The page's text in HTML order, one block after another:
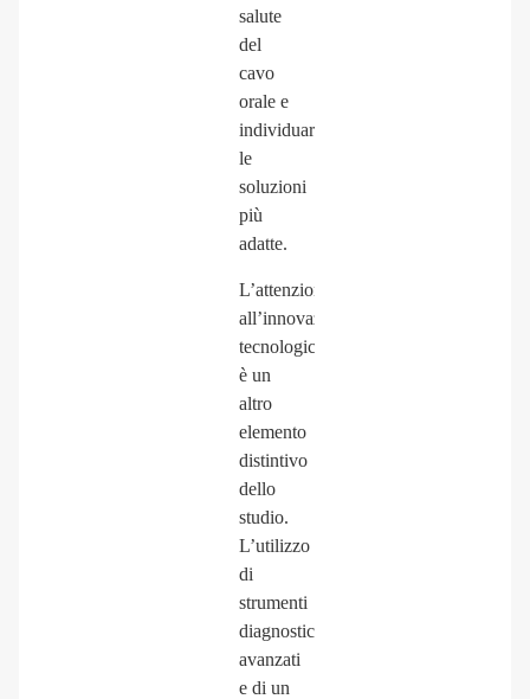
salute
del
cavo
oralee
individuare
le
soluzioni
più
adatte.
L’attenzione
all’innovazione
tecnologica
èun
altro
elemento
distintivo
dello
studio.
L’utilizzo
di
strumenti
diagnostici
avanzati
ediun